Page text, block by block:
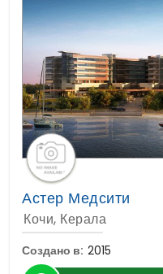
Астер Медсити
Кочи, Керала
Создано в: 2015